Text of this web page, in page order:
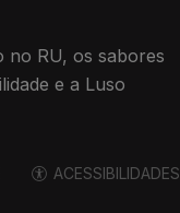
no RU, os sabores
e a Luso
ACESSIBILIDADES